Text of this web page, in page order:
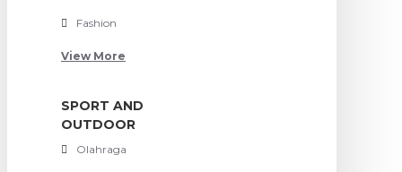
Fashion
View More
SPORT AND
OUTDOOR
Olahraga